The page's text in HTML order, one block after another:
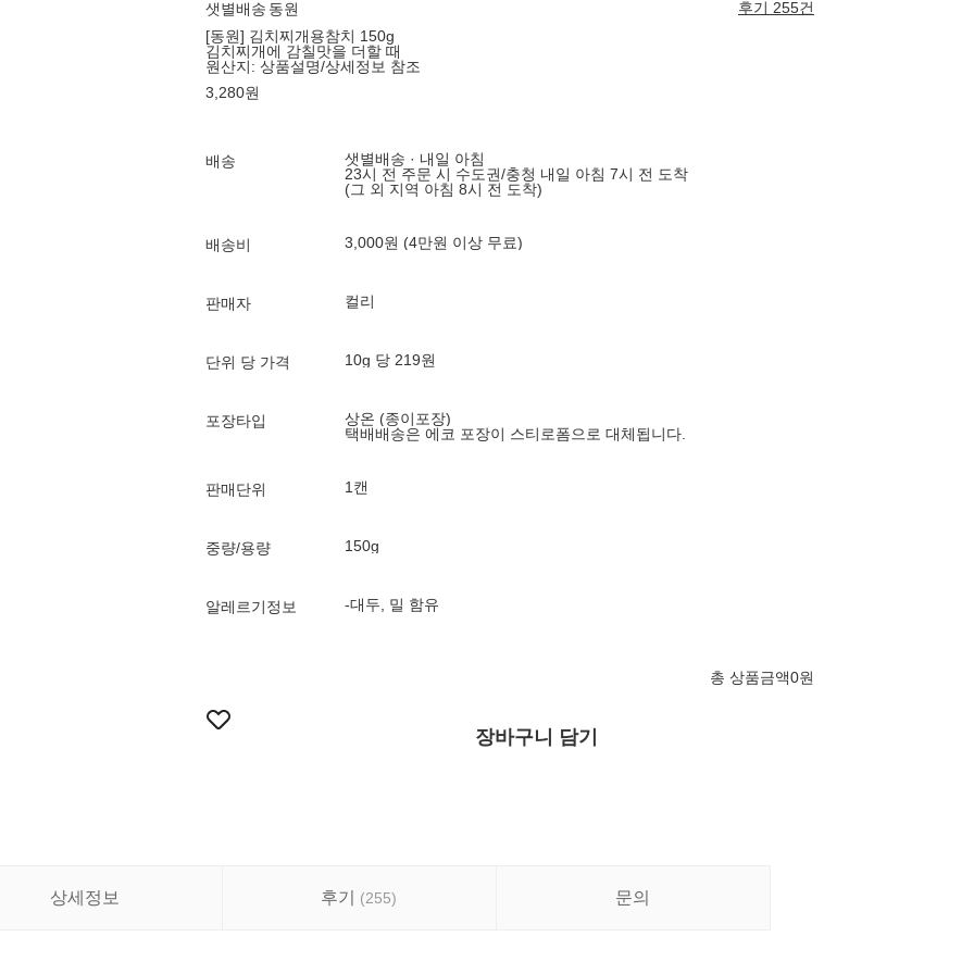
샛별배송 동원
후기 255건
[동원] 김치찌개용참치 150g
김치찌개에 감칠맛을 더할 때
원산지: 상품설명/상세정보 참조
3,280원
배송
샛별배송 · 내일 아침
23시 전 주문 시 수도권/충청 내일 아침 7시 전 도착
(그 외 지역 아침 8시 전 도착)
배송비 3,000원 (4만원 이상 무료)
판매자 컬리
단위 당 가격 10g 당 219원
포장타입
상온 (종이포장)
택배배송은 에코 포장이 스티로폼으로 대체됩니다.
판매단위 1캔
중량/용량 150g
알레르기정보 -대두, 밀 함유
총 상품금액0원
장바구니 담기
상세정보 후기 (255) 문의